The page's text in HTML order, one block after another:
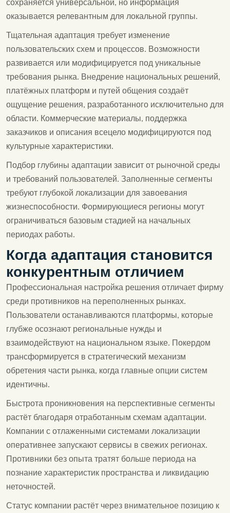
сохраняется универсальной, но информация
оказывается релевантным для локальной группы.
Тщательная адаптация требует изменение
пользовательских схем и процессов. Возможности
развивается или модифицируется под уникальные
требования рынка. Внедрение национальных решений,
платёжных платформ и путей общения создаёт
ощущение решения, разработанного исключительно для
области. Коммерческие материалы, поддержка
заказчиков и описания всецело модифицируются под
культурные характеристики.
Подбор глубины адаптации зависит от рыночной среды
и требований пользователей. Заполненные сегменты
требуют глубокой локализации для завоевания
жизнеспособности. Формирующиеся регионы могут
ограничиваться базовым стадией на начальных
периодах работы.
Когда адаптация становится
конкурентным отличием
Профессиональная настройка решения отличает фирму
среди противников на переполненных рынках.
Пользователи останавливаются платформы, которые
глубже осознают региональные нужды и
взаимодействуют на национальном языке. Покердом
трансформируется в стратегический механизм
обретения части рынка, когда главные опции систем
идентичны.
Быстрота проникновения на перспективные сегменты
растёт благодаря отработанным схемам адаптации.
Компании с отлаженными системами локализации
оперативнее запускают сервисы в свежих регионах.
Противники без опыта тратят больше периода на
познание характеристик пространства и ликвидацию
неточностей.
Статус компании растёт через внимательное позицию к